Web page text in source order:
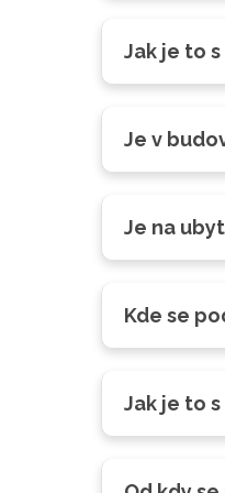
Jak je to
Je v
Je na
Kde se
Jak je to